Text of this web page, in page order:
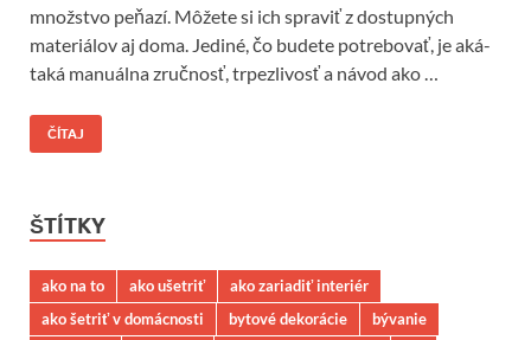
množstvo peňazí. Môžete si ich spraviť z dostupných
materiálov aj doma. Jediné, čo budete potrebovať, je aká-
taká manuálna zručnosť, trpezlivosť a návod ako …
ČÍTAJ
ŠTÍTKY
ako na to ako ušetriť
ako zariadiť interiér
ako šetriť v domácnosti
bytové dekorácie
bývanie